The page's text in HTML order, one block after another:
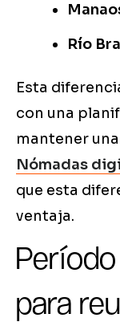
Río
Esta
con una
mantener
Nómadas
que esta
ventaja.
para